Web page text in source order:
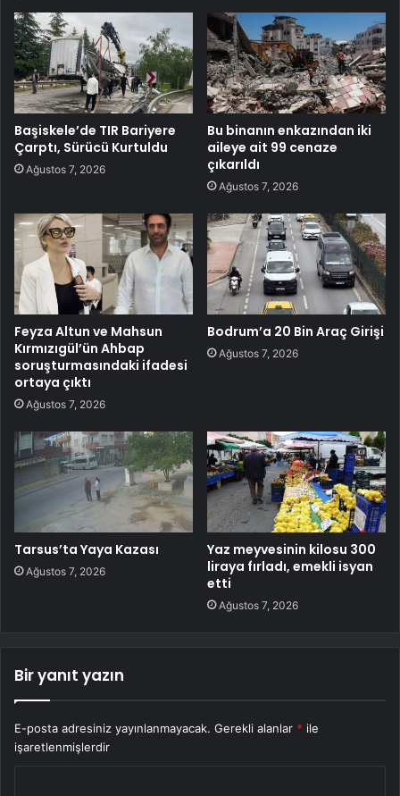
Başiskele’de TIR Bariyere
Çarptı, Sürücü Kurtuldu
Ağustos 7, 2026
Bu binanın enkazından iki
aileye ait 99 cenaze
çıkarıldı
Ağustos 7, 2026
Feyza Altun ve Mahsun
Kırmızıgül’ün Ahbap
soruşturmasındaki ifadesi
ortaya çıktı
Ağustos 7, 2026
Bodrum’a 20 Bin Araç Girişi
Ağustos 7, 2026
Tarsus’ta Yaya Kazası
Ağustos 7, 2026
Yaz meyvesinin kilosu 300
liraya fırladı, emekli isyan
etti
Ağustos 7, 2026
Bir yanıt yazın
E-posta adresiniz yayınlanmayacak. Gerekli alanlar * ile
işaretlenmişlerdir